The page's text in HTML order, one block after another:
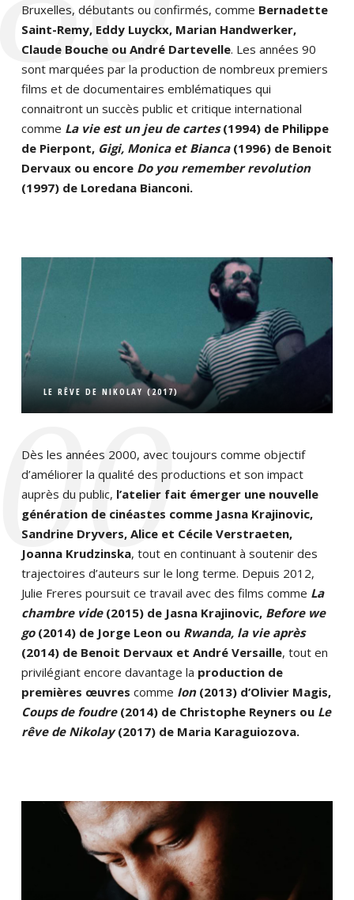
Bruxelles, débutants ou confirmés, comme Bernadette
Saint-Remy, Eddy Luyckx, Marian Handwerker,
Claude Bouche ou André Dartevelle. Les années 90
sont marquées par la production de nombreux premiers
films et de documentaires emblématiques qui
connaitront un succès public et critique international
comme La vie est un jeu de cartes(1994) de Philippe
de Pierpont, Gigi, Monica et Bianca(1996) de Benoit
Dervaux ou encore Do you remember revolution
(1997) de Loredana Bianconi.
LE RÊVE DE NIKOLAY (2017)
Dès les années 2000, avec toujours comme objectif
d’améliorer la qualité des productions et son impact
auprès du public, l’atelier fait émerger une nouvelle
génération de cinéastes comme Jasna Krajinovic,
Sandrine Dryvers, Alice et Cécile Verstraeten,
Joanna Krudzinska, tout en continuant à soutenir des
trajectoires d’auteurs sur le long terme. Depuis 2012,
Julie Freres poursuit ce travail avec des films comme La
chambre vide(2015) de Jasna Krajinovic, Before we
go(2014) de Jorge Leon ou Rwanda, la vie après
(2014) de Benoit Dervaux et André Versaille, tout en
privilégiant encore davantage la production de
premières œuvres comme Ion(2013) d’Olivier Magis,
Coups de foudre(2014) de Christophe Reyners ou Le
rêve de Nikolay(2017) de Maria Karaguiozova.